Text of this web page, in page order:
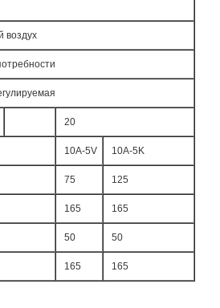
воздух
20
10A-5V 10A-5K
75 125
165 165
50 50
165 165